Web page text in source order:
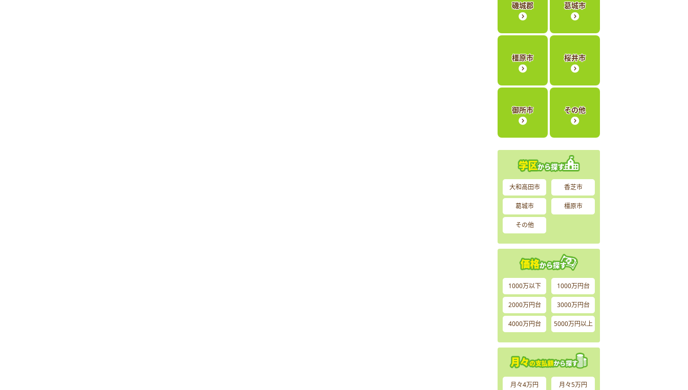
磯城郡 葛城市
橿原市 桜井市
御所市 その他
大和高田市 香芝市
葛城市 橿原市
その他
1000万以下 1000万円台
2000万円台 3000万円台
4000万円台 5000万円以上
月々4万円 月々5万円